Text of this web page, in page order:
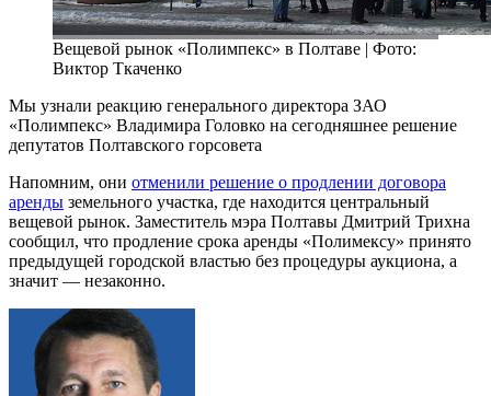
Вещевой рынок «Полимпекс» в Полтаве | Фото:
Виктор Ткаченко
Мы узнали реакцию генерального директора ЗАО
«Полимпекс» Владимира Головко на сегодняшнее решение
депутатов Полтавского горсовета
Напомним, они отменили решение о продлении договора
аренды земельного участка, где находится центральный
вещевой рынок. Заместитель мэра Полтавы Дмитрий Трихна
сообщил, что продление срока аренды «Полимексу» принято
предыдущей городской властью без процедуры аукциона, а
значит — незаконно.